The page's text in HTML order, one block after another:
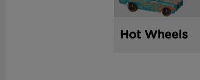
Hot Wheels